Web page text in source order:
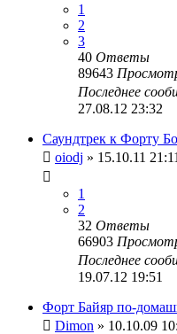
1
2
3
40 Ответы
89643
Последнее
27.08.12 23:32
Саундтрек к Форту
oiodj » 15.10.11 21:11
1
2
32 Ответы
66903
Последнее
19.07.12 19:51
Форт Байяр по-
Dimon » 10.10.09